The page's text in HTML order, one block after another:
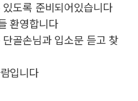
도록 준비되어있습니다
환영합니다
골손님과 입소문 듣고 찾
입니다